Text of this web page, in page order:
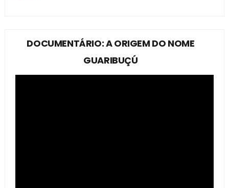
DOCUMENTÁRIO: A ORIGEM DO NOME
GUARIBUÇÚ